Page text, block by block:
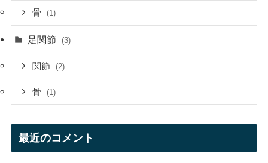
骨 (1)
足関節 (3)
関節 (2)
骨 (1)
最近のコメント